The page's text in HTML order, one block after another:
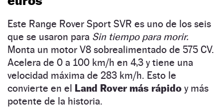
Este Range Rover Sport SVR es uno de los seis
que se usaron para Sin tiempo para morir.
Monta un motor V8 sobrealimentado de 575 CV.
Acelera de 0 a 100 km/h en 4,3 y tiene una
velocidad máxima de 283 km/h. Esto le
convierte en el Land Rover más rápido y más
potente de la historia.